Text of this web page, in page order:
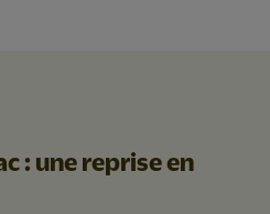
: une reprise en